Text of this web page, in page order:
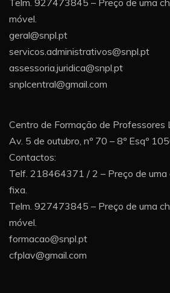
Telm. 927473845 – Preço de uma
móvel.
geral@snpl.pt
servicos.administrativos@snpl.pt
assessoria.juridica@snpl.pt
snplcentral@gmail.com
Centro de Formação de Professores
Av. 5 de outubro, nº 70 – 8º Esqº
Contactos:
Telf. 218464371 / 2 – Preço de uma
fixa.
Telm. 927473845 – Preço de uma
móvel.
formacao@snpl.pt
cfplav@gmail.com